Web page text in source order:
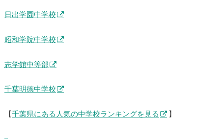
日出学園中学校
昭和学院中学校
志学館中等部
千葉明徳中学校
【 千葉県にある人気の中学校ランキングを見る 】